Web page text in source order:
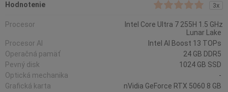
Hodnotenie 3x
Procesor
Intel Core Ultra 7 255H 1.5 GHz
Lunar Lake
Procesor AI
Intel AI Boost 13 TOPs
Operačná pamäť
24 GB DDR5
Pevný disk
1024 GB SSD
Optická mechanika
-
Grafická karta
nVidia GeForce RTX 5060 8 GB